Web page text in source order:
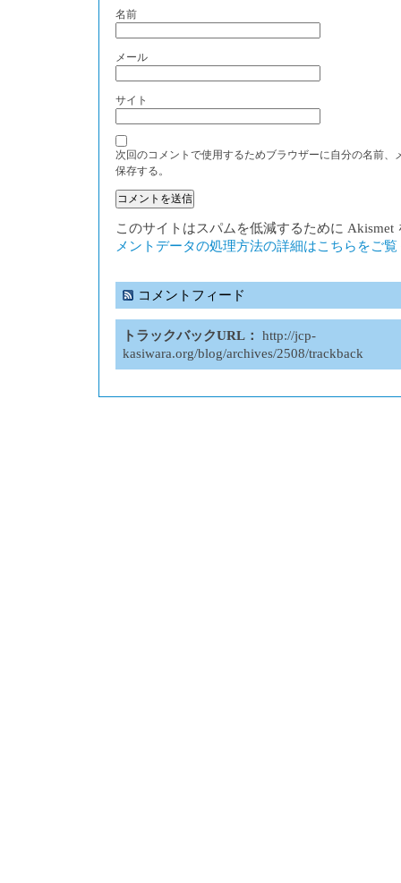
名前
メール
サイト
次回のコメントで使用するためブラウザーに自分の名前、
保存する。
このサイトはスパムを低減するために Akismet
メントデータの処理方法の詳細はこちらをご
コメントフィード
トラックバックURL：
http://jcp-
kasiwara.org/blog/archives/2508/trackback